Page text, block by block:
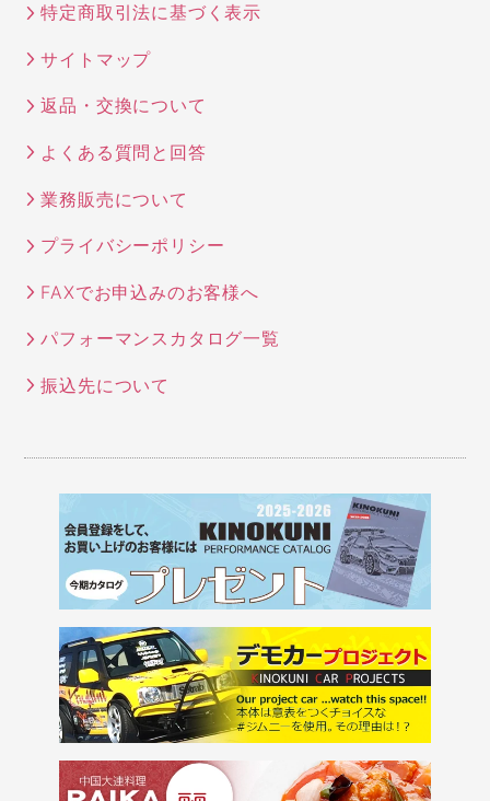
特定商取引法に基づく表示
サイトマップ
返品・交換について
よくある質問と回答
業務販売について
プライバシーポリシー
FAXでお申込みのお客様へ
パフォーマンスカタログ一覧
振込先について